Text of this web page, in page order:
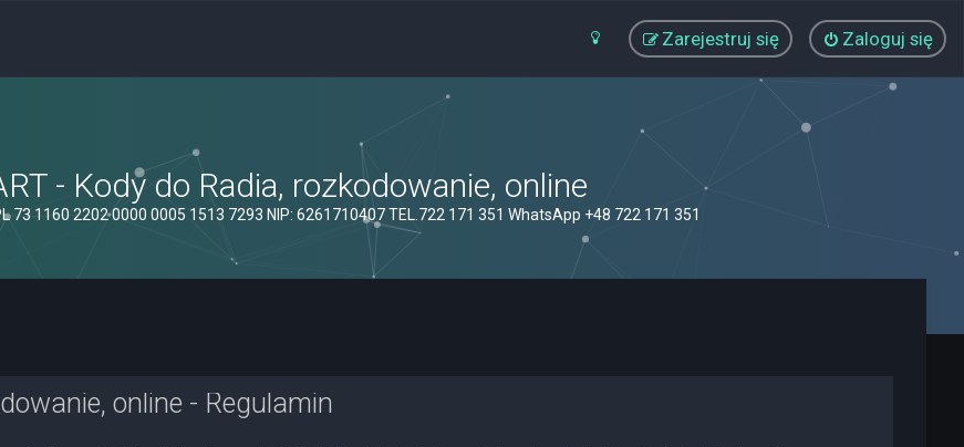
Zaloguj się
Zarejestruj się
- Kody do Radia, rozkodowanie, online
73 1160 2202 0000 0005 1513 7293 NIP: 6261710407 TEL.722 171 351 WhatsApp +48 722 171 351
online - Regulamin